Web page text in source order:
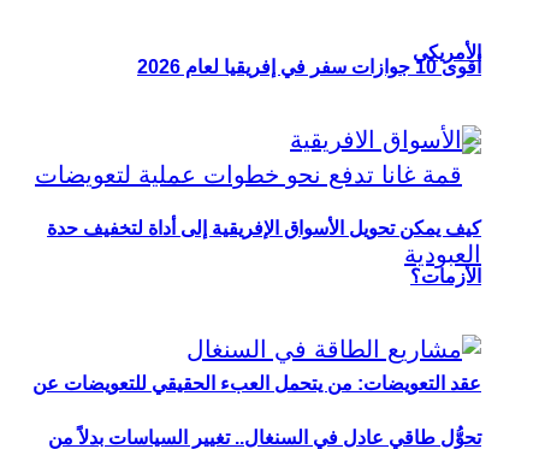
الأمريكي
عقد التعويضات: من يتحمل العبء الحقيقي للتعويضات عن
أقوى 10 جوازات سفر في إفريقيا لعام 2026
كيف يمكن تحويل الأسواق الإفريقية إلى أداة لتخفيف حدة
الأزمات؟
تحوُّل طاقي عادل في السنغال.. تغيير السياسات بدلاً من